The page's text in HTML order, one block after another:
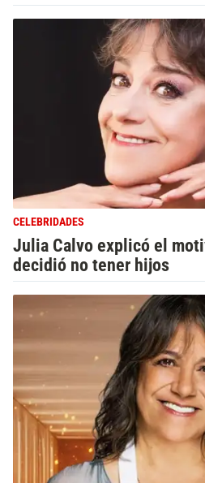
CELEBRIDADES
Julia Calvo explicó el
decidió no tener hijos